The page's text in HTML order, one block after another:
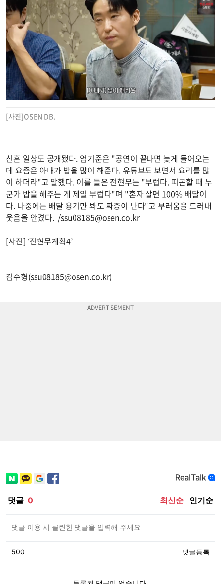
[사진]OSEN DB.
신혼 일상도 공개됐다. 엄기준은 "공연이 끝나면 늦게 들어오는
데 요즘은 아내가 밥을 많이 해준다. 유튜브도 보면서 요리를 많
이 하더라"고 말했다. 이를 들은 전현무는 "부럽다. 피곤할 때 누
군가 밥을 해주는 게 제일 부럽다"며 "혼자 살면 100% 배달이
다. 나중에는 배달 용기만 봐도 짜증이 난다"고 부러움을 드러내
웃음을 안겼다. /ssu08185@osen.co.kr
[사진] ‘전현무계획4’
김수형(ssu08185@osen.co.kr)